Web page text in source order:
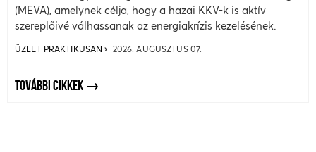
(MEVA), amelynek célja, hogy a hazai KKV-k is aktív
szereplőivé válhassanak az energiakrízis kezelésének.
ÜZLET PRAKTIKUSAN 2026. AUGUSZTUS 07.
TOVÁBBI CIKKEK